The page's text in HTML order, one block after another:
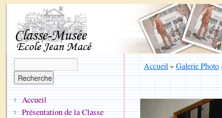
Accueil»Galerie Photo
Accueil
Présentation de la Classe